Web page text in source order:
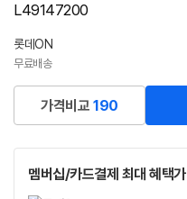
L49147200
롯데ON
무료배송
가격비교 190
멤버십/카드결제 최대 혜택가